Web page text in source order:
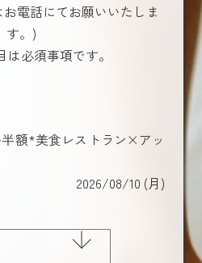
電話にてお願いいたしま
す。)
は必須事項です。
額*美食レストラン×アッ
2026/08/10 (月)